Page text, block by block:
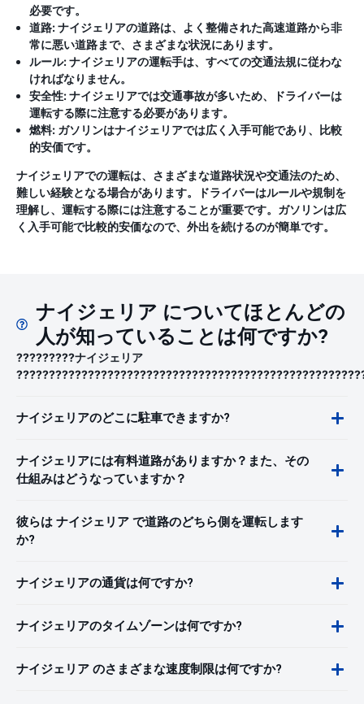
必要です。
道路:ナイジェリアの道路は、よく整備された高速道路から非
常に悪い道路まで、さまざまな状況にあります。
ルール:ナイジェリアの運転手は、すべての交通法規に従わな
ければなりません。
安全性:ナイジェリアでは交通事故が多いため、ドライバーは
運転する際に注意する必要があります。
燃料: ガソリンはナイジェリアでは広く入手可能であり、比較
的安価です。
ナイジェリアでの運転は、さまざまな道路状況や交通法のため、
難しい経験となる場合があります。ドライバーはルールや規制を
理解し、運転する際には注意することが重要です。ガソリンは広
く入手可能で比較的安価なので、外出を続けるのが簡単です。
ナイジェリア についてほとんどの
人が知っていることは何ですか?
?????????ナイジェリア
ナイジェリアのどこに駐車できますか?
ナイジェリアには有料道路がありますか？また、その
仕組みはどうなっていますか？
彼らは ナイジェリア で道路のどちら側を運転します
か?
ナイジェリアの通貨は何ですか?
ナイジェリアのタイムゾーンは何ですか?
ナイジェリア のさまざまな速度制限は何ですか?